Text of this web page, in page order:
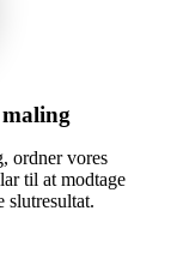
ordner vores
til at modtage
slutresultat.